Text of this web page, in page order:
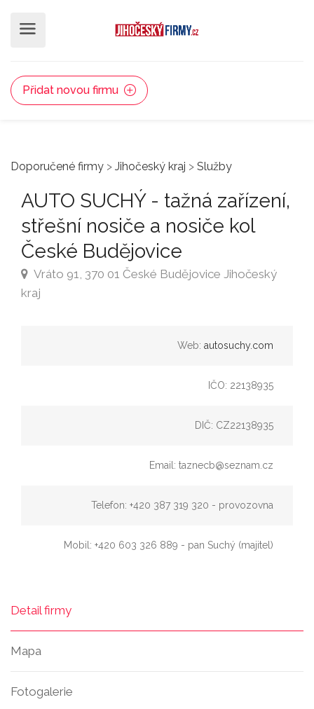
Přidat novou firmu
Doporučené firmy > Jihočeský kraj > Služby
AUTO SUCHÝ - tažná zařízení,
střešní nosiče a nosiče kol
České Budějovice
Vráto 91, 370 01 České Budějovice Jihočeský
kraj
Web: autosuchy.com
IČO: 22138935
DIČ: CZ22138935
Email: taznecb@seznam.cz
Telefon: +420 387 319 320 - provozovna
Mobil: +420 603 326 889 - pan Suchý (majitel)
Detail firmy
Mapa
Fotogalerie